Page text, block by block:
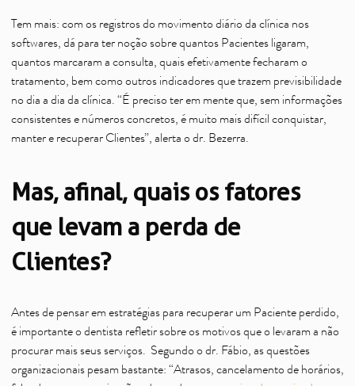
Tem mais: com os registros do movimento diário da clínica nos
softwares, dá para ter noção sobre quantos Pacientes ligaram,
quantos marcaram a consulta, quais efetivamente fecharam o
tratamento, bem como outros indicadores que trazem previsibilidade
no dia a dia da clínica. “É preciso ter em mente que, sem informações
consistentes e números concretos, é muito mais difícil conquistar,
manter e recuperar Clientes”, alerta o dr. Bezerra.
Mas, afinal, quais os fatores
que levam a perda de
Clientes?
Antes de pensar em estratégias para recuperar um Paciente perdido,
é importante o dentista refletir sobre os motivos que o levaram a não
procurar mais seus serviços. Segundo o dr. Fábio, as questões
organizacionais pesam bastante: “Atrasos, cancelamento de horários,